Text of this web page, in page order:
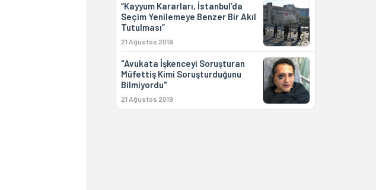
“Kayyum Kararları, İstanbul’da
Seçim Yenilemeye Benzer Bir Akıl
Tutulması”
21 Ağustos 2019
"Avukata İşkenceyi Soruşturan
Müfettiş Kimi Soruşturduğunu
Bilmiyordu"
21 Ağustos 2019